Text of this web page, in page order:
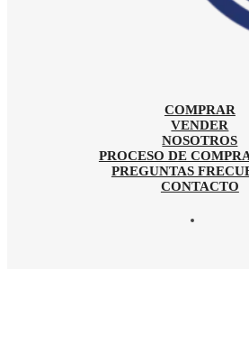
COMPRAR
VENDER
NOSOTROS
PROCESO DE
PREGUNTAS
CONTACTO